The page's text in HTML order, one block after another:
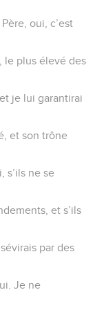
avec mon élu ;
ton
donc est
saints, plus
qui est
rayonne tout
la mer. Quand
et c’est par ton